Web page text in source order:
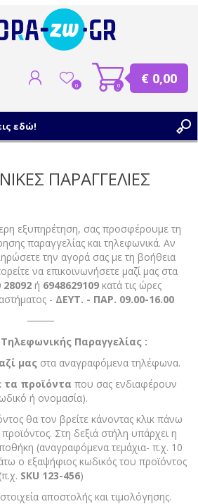
0 0 € 0,00
ΠΑΡΑΓΓΕΛΙΕΣ
εξυπηρέτηση, σας προσφέρουμε τη
παραγγελίας και τηλεφωνικά. Αν
την αγορά σας με τη βοήθεια
να επικοινωνήσετε μαζί μας στα
28092 ή 6948629109 κατά τις ώρες
- ΔΕΥΤ. - ΠΑΡ. 09.00-16.00
⸻
Παραγγελίας :
μας στα αναγραφόμενα τηλέφωνα.
προϊόντα που σας ενδιαφέρουν
ή ονομασία).
θα τον βρείτε κάνοντας κλικ πάνω
Στη δεξιά στήλη υπάρχει η
(αναγραφόμενα τεμάχια- π.χ. 10
ο εξαψήφιος κωδικός του προϊόντος
(π.χ. SKU 123-456)
αποστολής και τιμολόγησης.